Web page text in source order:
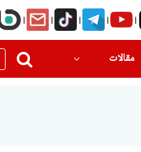
مقالات